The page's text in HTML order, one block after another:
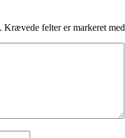
Krævede felter er markeret med